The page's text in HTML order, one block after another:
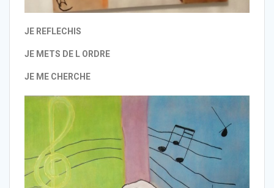
JE REFLECHIS
JE METS DE L ORDRE
JE ME CHERCHE